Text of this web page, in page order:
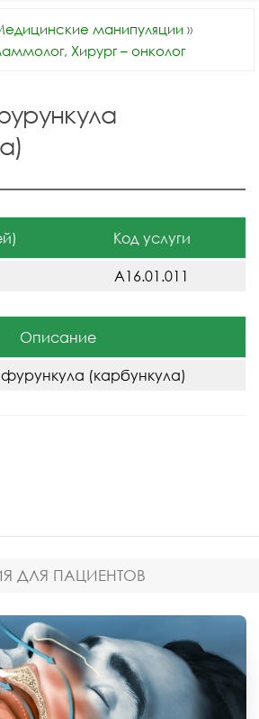
манипуляции »
Хирург – онколог
Код услуги
A16.01.011
Описание
фурункула (карбункула)
ДЛЯ ПАЦИЕНТОВ